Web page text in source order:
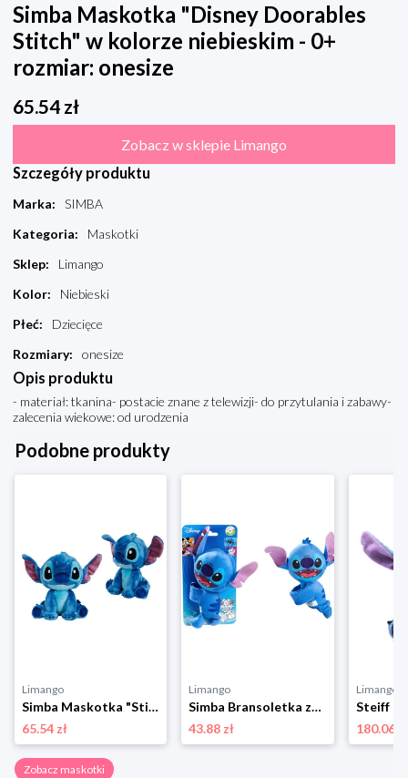
Simba Maskotka "Disney Doorables
Stitch" w kolorze niebieskim - 0+
rozmiar: onesize
65.54 zł
Zobacz w sklepie Limango
Szczegóły produktu
Marka:
SIMBA
Kategoria:
Maskotki
Sklep:
Limango
Kolor:
Niebieski
Płeć:
Dziecięce
Rozmiary: onesize
Opis produktu
- materiał: tkanina- postacie znane z telewizji- do przytulania i zabawy-
zalecenia wiekowe: od urodzenia
Podobne produkty
Limango
Simba Maskotka "Stitch" - 0+ rozmiar: onesize
65.54 zł
Limango
Simba Bransoletka zatrzaskowa "Stitch" - 3+ rozmiar: onesize
43.88 zł
Limango
180.06 zł
Zobacz maskotki